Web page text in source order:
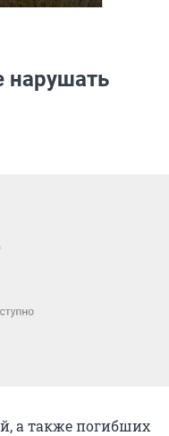
нарушать
а также погибших